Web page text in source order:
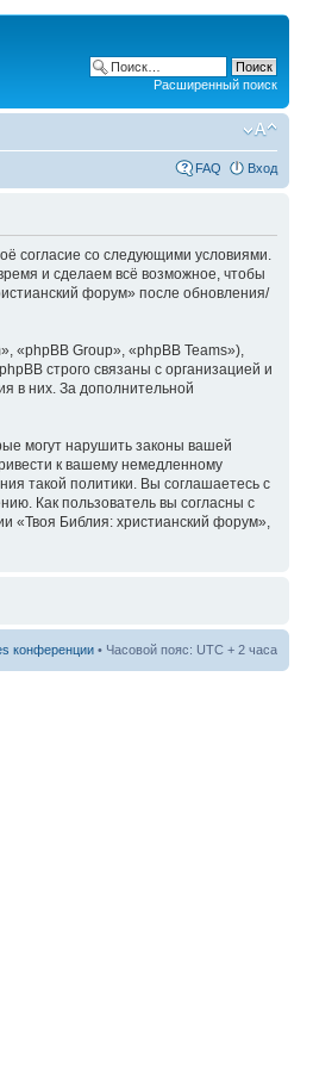
Расширенный поиск
FAQ Вход
согласие со следующими условиями.
и сделаем всё возможное, чтобы
форум» после обновления/
«phpBB Group», «phpBB Teams»),
строго связаны с организацией и
в них. За дополнительной
могут нарушить законы вашей
к вашему немедленному
такой политики. Вы соглашаетесь с
Как пользователь вы согласны с
«Твоя Библия: христианский форум»,
конференции • Часовой пояс: UTC + 2 часа